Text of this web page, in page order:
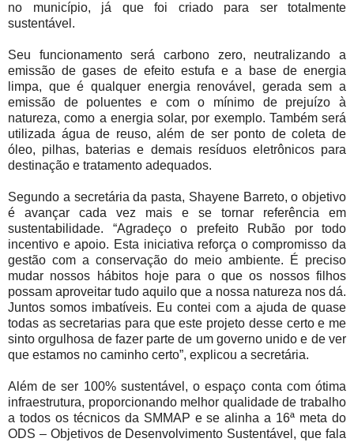
no município, já que foi criado para ser totalmente
sustentável.
Seu funcionamento será carbono zero, neutralizando a
emissão de gases de efeito estufa e a base de energia
limpa, que é qualquer energia renovável, gerada sem a
emissão de poluentes e com o mínimo de prejuízo à
natureza, como a energia solar, por exemplo. Também será
utilizada água de reuso, além de ser ponto de coleta de
óleo, pilhas, baterias e demais resíduos eletrônicos para
destinação e tratamento adequados.
Segundo a secretária da pasta, Shayene Barreto, o objetivo
é avançar cada vez mais e se tornar referência em
sustentabilidade. “Agradeço o prefeito Rubão por todo
incentivo e apoio. Esta iniciativa reforça o compromisso da
gestão com a conservação do meio ambiente. É preciso
mudar nossos hábitos hoje para o que os nossos filhos
possam aproveitar tudo aquilo que a nossa natureza nos dá.
Juntos somos imbatíveis. Eu contei com a ajuda de quase
todas as secretarias para que este projeto desse certo e me
sinto orgulhosa de fazer parte de um governo unido e de ver
que estamos no caminho certo”, explicou a secretária.
Além de ser 100% sustentável, o espaço conta com ótima
infraestrutura, proporcionando melhor qualidade de trabalho
a todos os técnicos da SMMAP e se alinha a 16ª meta do
ODS – Objetivos de Desenvolvimento Sustentável, que fala